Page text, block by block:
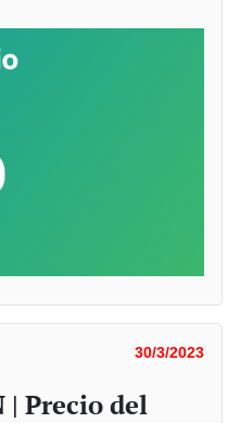
30/3/2023
| Precio del